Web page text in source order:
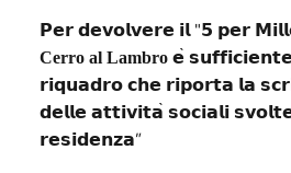
𝗣𝗲𝗿 𝗱𝗲𝘃𝗼𝗹𝘃𝗲𝗿𝗲 𝗶𝗹"𝟱 𝗽𝗲𝗿
Cerro al Lambro 𝗲 𝘀𝘂𝗳𝗳𝗶𝗰𝗶𝗲𝗻𝘁𝗲
𝗿𝗶𝗾𝘂𝗮𝗱𝗿𝗼 𝗰𝗵𝗲 𝗿𝗶𝗽𝗼𝗿𝘁𝗮 𝗹𝗮
𝗱𝗲𝗹𝗹𝗲 𝗮𝘁𝘁𝗶𝘃𝗶𝘁𝗮 𝘀𝗼𝗰𝗶𝗮𝗹𝗶
𝗿𝗲𝘀𝗶𝗱𝗲𝗻𝘇𝗮”